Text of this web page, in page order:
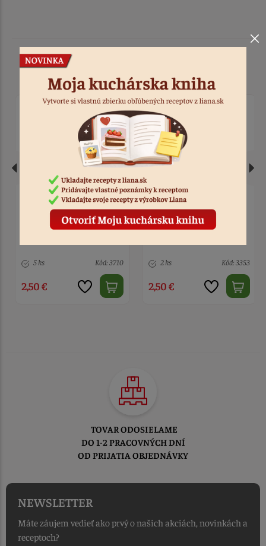
Stuha satén strieborná 2
5 ks Kód: 3710
2,50 €
Stuha organza zelená 38
2 ks Kód: 3353
2,50 €
TOVAR ODOSIELAME
DO 1-2 PRACOVNÝCH DNÍ
OD PRIJATIA OBJEDNÁVKY
NEWSLETTER
Máte záujem vedieť ako prvý o našich akciách, novinkách a
receptoch?